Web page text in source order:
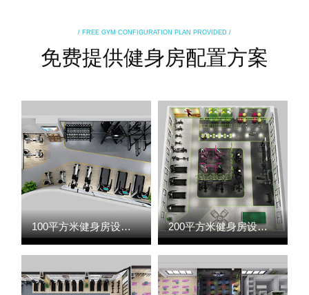
/ FREE GYM CONFIGURATION PLAN PROVIDED /
免费提供健身房配置方案
100平方米健身房设计案例 200平方米健身房设计案例